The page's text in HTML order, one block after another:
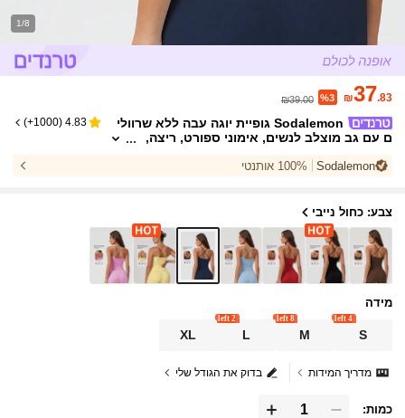
1/8
₪37.83
%3
₪39.00
Sodalemon גופיית יוגה עבה ללא שרוולי
ם עם גב מוצלב לנשים, אימוני ספורט, ריצה,
4.83
(
1000+
)
Sodalemon 100% אותנטי
צבע: כחול נייבי
מידה
S
4 left
M
8 left
L
2 left
XL
בדוק את הגודל שלי מדריך המידות
כמות: